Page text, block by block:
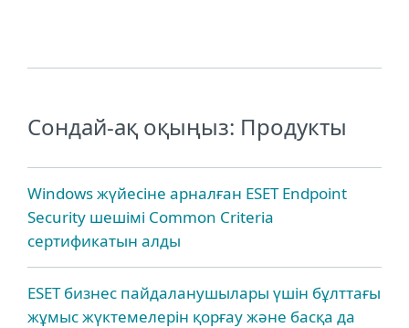
Сондай-ақ оқыңыз: Продукты
Windows жүйесіне арналған ESET Endpoint
Security шешімі Common Criteria
сертификатын алды
ESET бизнес пайдаланушылары үшін бұлттағы
жұмыс жүктемелерін қорғау және басқа да